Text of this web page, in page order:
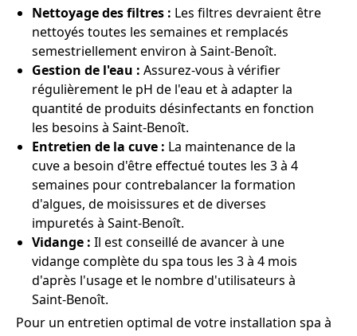
Nettoyage des filtres : Les filtres devraient être
nettoyés toutes les semaines et remplacés
semestriellement environ à Saint-Benoît.
Gestion de l'eau : Assurez-vous à vérifier
régulièrement le pH de l'eau et à adapter la
quantité de produits désinfectants en fonction
les besoins à Saint-Benoît.
Entretien de la cuve : La maintenance de la
cuve a besoin d'être effectué toutes les 3 à 4
semaines pour contrebalancer la formation
d'algues, de moisissures et de diverses
impuretés à Saint-Benoît.
Vidange : Il est conseillé de avancer à une
vidange complète du spa tous les 3 à 4 mois
d'après l'usage et le nombre d'utilisateurs à
Saint-Benoît.
Pour un entretien optimal de votre installation spa à